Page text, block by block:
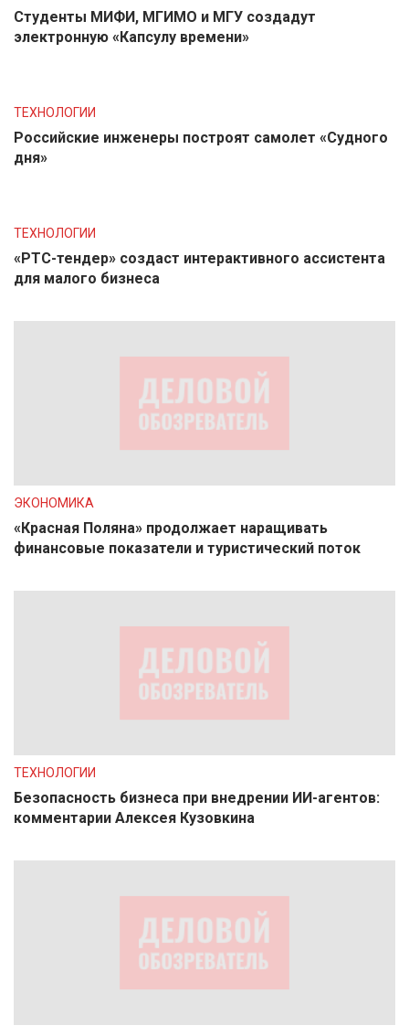
Студенты МИФИ, МГИМО и МГУ создадут
электронную «Капсулу времени»
ТЕХНОЛОГИИ
Российские инженеры построят самолет «Судного
дня»
ТЕХНОЛОГИИ
«РТС-тендер» создаст интерактивного ассистента
для малого бизнеса
ЭКОНОМИКА
«Красная Поляна» продолжает наращивать
финансовые показатели и туристический поток
ТЕХНОЛОГИИ
Безопасность бизнеса при внедрении ИИ-агентов:
комментарии Алексея Кузовкина